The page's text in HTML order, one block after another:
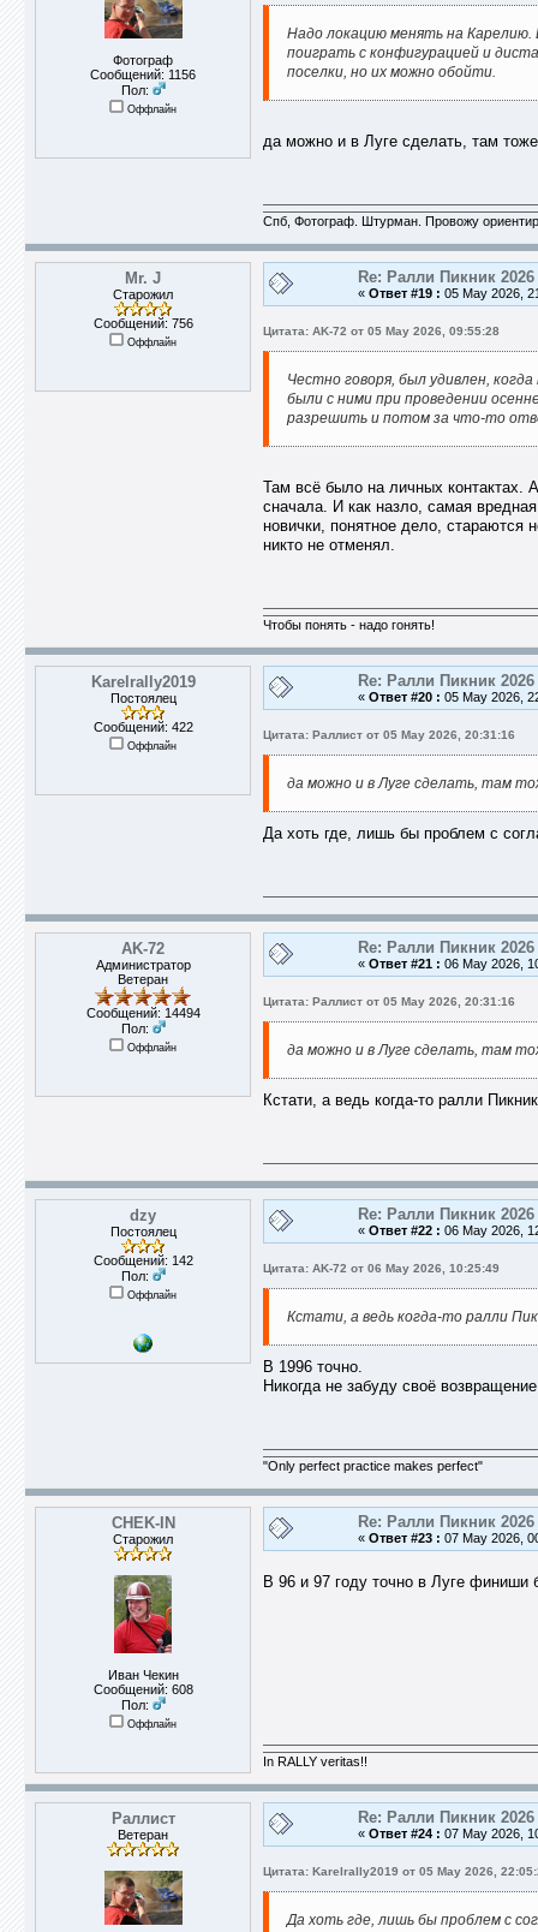
Фотограф
Сообщений: 1156
Пол:
Оффлайн
Надо локацию менять на Карелию.
поиграть с конфигурацией и
поселки, но их можно обойти.
да можно и в Луге сделать, там
Спб, Фотограф. Штурман. Провожу
Mr. J
Старожил
Сообщений: 756
Оффлайн
Re: Ралли Пикник 2026
« Ответ #19 : 05 May 2026,
Цитата: AK-72 от 05 May 2026, 09:55:28
Честно говоря, был удивлен,
были с ними при проведении
разрешить и потом за что-то
Там всё было на личных контактах.
сначала. И как назло, самая
новички, понятное дело,
никто не отменял.
Чтобы понять - надо гонять!
Karelrally2019
Постоялец
Сообщений: 422
Оффлайн
Re: Ралли Пикник 2026
« Ответ #20 : 05 May 2026,
Цитата: Раллист от 05 May 2026, 20:31:16
да можно и в Луге сделать, там
Да хоть где, лишь бы проблем с
AK-72
Администратор
Ветеран
Сообщений: 14494
Пол:
Оффлайн
Re: Ралли Пикник 2026
« Ответ #21 : 06 May 2026,
Цитата: Раллист от 05 May 2026, 20:31:16
да можно и в Луге сделать, там
Кстати, а ведь когда-то ралли
dzy
Постоялец
Сообщений: 142
Пол:
Оффлайн
Re: Ралли Пикник 2026
« Ответ #22 : 06 May 2026,
Цитата: AK-72 от 06 May 2026, 10:25:49
Кстати, а ведь когда-то ралли
В 1996 точно.
Никогда не забуду своё
"Only perfect practice makes perfect"
CHEK-IN
Старожил
Иван Чекин
Сообщений: 608
Пол:
Оффлайн
Re: Ралли Пикник 2026
« Ответ #23 : 07 May 2026,
В 96 и 97 году точно в Луге
In RALLY veritas!!
Раллист
Ветеран
Re: Ралли Пикник 2026
« Ответ #24 : 07 May 2026,
Цитата: Karelrally2019 от 05 May 2026,
Да хоть где, лишь бы проблем с